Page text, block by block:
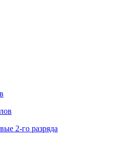
2-го разряда